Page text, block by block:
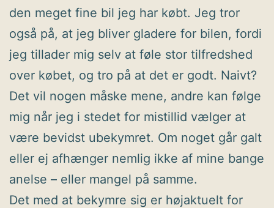
den meget fine bil jeg har købt. Jeg tror
også på, at jeg bliver gladere for bilen, fordi
jeg tillader mig selv at føle stor tilfredshed
over købet, og tro på at det er godt. Naivt?
Det vil nogen måske mene, andre kan følge
mig når jeg i stedet for mistillid vælger at
være bevidst ubekymret. Om noget går galt
eller ej afhænger nemlig ikke af mine bange
anelse – eller mangel på samme.
Det med at bekymre sig er højaktuelt for